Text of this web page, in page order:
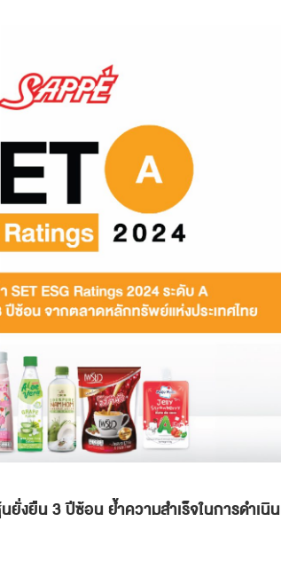
งยืน 3 ปีซ้อน ย้ำความสำเร็จในการดำเนิน